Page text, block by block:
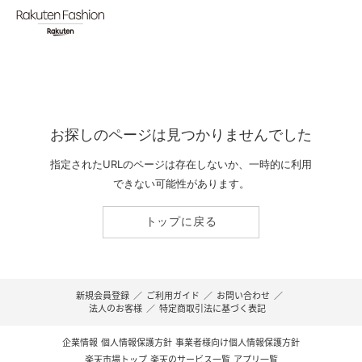
お探しのページは見つかりませんでした
指定されたURLのページは存在しないか、一時的に利用
できない可能性があります。
トップに戻る
新規会員登録 ／ ご利用ガイド ／ お問い合わせ ／
法人のお客様 ／ 特定商取引法に基づく表記
企業情報 個人情報保護方針 事業者様向け個人情報保護方針
楽天市場トップ 楽天のサービス一覧 アプリ一覧